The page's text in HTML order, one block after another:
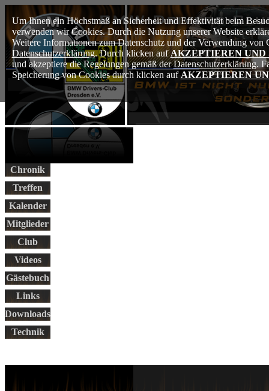
Um Ihnen ein Höchstmaß an Sicherheit und Effektivität beim
verwenden wir Cookies. Durch die Nutzung unserer Website
Weitere Informationen zum Datenschutz und der Verwendung von
Datenschutzerklärung. Durch klicken aufAKZEPTIEREN UND
und akzeptiere die Regelungen gemäß derDatenschutzerklärung.
Speicherung von Cookies durch klicken auf AKZEPTIEREN
Chronik
Treffen
Kalender
Mitglieder
Club
Videos
Gästebuch
Links
Downloads
Technik